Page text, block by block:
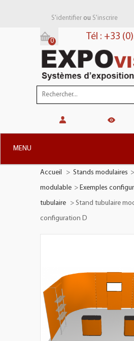
S'identifierou S'inscrire
Tél : +33
Panier:
0
MENU
STANDS MODULAIRES
PLV EXTÉRIEURES
IMPRESSION GRAND FORMAT
Accueil > Stands modulaires >
modulable > Exemples
tubulaire > Stand tubulaire
configuration D